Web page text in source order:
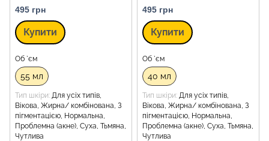
мл
495 грн
Купити
Об `єм
55 мл
Тип шкіри Для усіх типів,
Вікова, Жирна/ комбінована, З
пігментацією, Нормальна,
Проблемна (акне), Суха, Тьмяна,
Чутлива
мл
495 грн
Купити
Об `єм
40 мл
Тип шкіри Для усіх типів,
Вікова, Жирна/ комбінована, З
пігментацією, Нормальна,
Проблемна (акне), Суха, Тьмяна,
Чутлива